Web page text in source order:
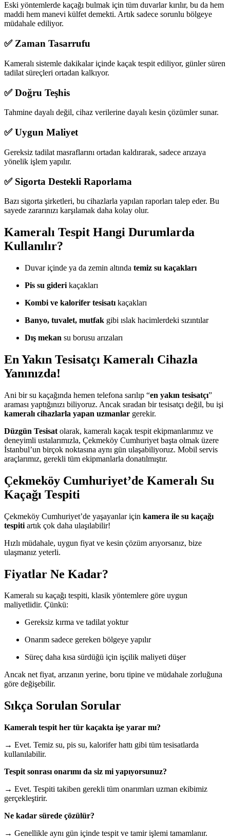
Eski yöntemlerde kaçağı bulmak için tüm duvarlar kırılır, bu da hem
maddi hem manevi külfet demekti. Artık sadece sorunlu bölgeye
müdahale ediliyor.
✅ Zaman Tasarrufu
Kameralı sistemle dakikalar içinde kaçak tespit ediliyor, günler süren
tadilat süreçleri ortadan kalkıyor.
✅ Doğru Teşhis
Tahmine dayalı değil, cihaz verilerine dayalı kesin çözümler sunar.
✅ Uygun Maliyet
Gereksiz tadilat masraflarını ortadan kaldırarak, sadece arızaya
yönelik işlem yapılır.
✅ Sigorta Destekli Raporlama
Bazı sigorta şirketleri, bu cihazlarla yapılan raporları talep eder. Bu
sayede zararınızı karşılamak daha kolay olur.
Kameralı Tespit Hangi Durumlarda
Kullanılır?
Duvar içinde ya da zemin altında temiz su kaçakları
Pis su gideri kaçakları
Kombi ve kalorifer tesisatı kaçakları
Banyo, tuvalet, mutfak gibi ıslak hacimlerdeki sızıntılar
Dış mekan su borusu arızaları
En Yakın Tesisatçı Kameralı Cihazla
Yanınızda!
Ani bir su kaçağında hemen telefona sarılıp “en yakın tesisatçı”
araması yaptığınızı biliyoruz. Ancak sıradan bir tesisatçı değil, bu işi
kameralı cihazlarla yapan uzmanlar gerekir.
Düzgün Tesisat olarak, kameralı kaçak tespit ekipmanlarımız ve
deneyimli ustalarımızla, Çekmeköy Cumhuriyet başta olmak üzere
İstanbul’un birçok noktasına aynı gün ulaşabiliyoruz. Mobil servis
araçlarımız, gerekli tüm ekipmanlarla donatılmıştır.
Çekmeköy Cumhuriyet’de Kameralı Su
Kaçağı Tespiti
Çekmeköy Cumhuriyet’de yaşayanlar için kamera ile su kaçağı
tespiti artık çok daha ulaşılabilir!
Hızlı müdahale, uygun fiyat ve kesin çözüm arıyorsanız, bize
ulaşmanız yeterli.
Fiyatlar Ne Kadar?
Kameralı su kaçağı tespiti, klasik yöntemlere göre uygun
maliyetlidir. Çünkü:
Gereksiz kırma ve tadilat yoktur
Onarım sadece gereken bölgeye yapılır
Süreç daha kısa sürdüğü için işçilik maliyeti düşer
Ancak net fiyat, arızanın yerine, boru tipine ve müdahale zorluğuna
göre değişebilir.
Sıkça Sorulan Sorular
Kameralı tespit her tür kaçakta işe yarar mı?
→ Evet. Temiz su, pis su, kalorifer hattı gibi tüm tesisatlarda
kullanılabilir.
Tespit sonrası onarımı da siz mi yapıyorsunuz?
→ Evet. Tespiti takiben gerekli tüm onarımları uzman ekibimiz
gerçekleştirir.
Ne kadar sürede çözülür?
→ Genellikle aynı gün içinde tespit ve tamir işlemi tamamlanır.